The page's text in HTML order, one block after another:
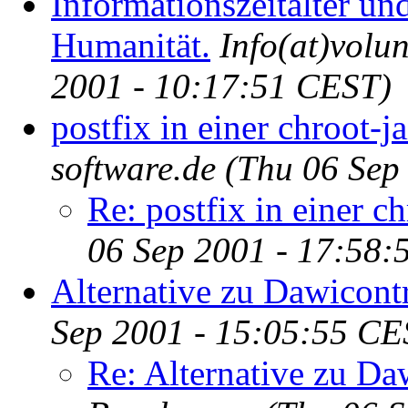
Humanität.
2001 - 10:17:51 CEST)
postfix in einer chroot-
software.de (Thu 06
Re: postfix in einer
06 Sep 2001 -
Alternative zu
Sep 2001 - 15:05:55
Re: Alternative zu